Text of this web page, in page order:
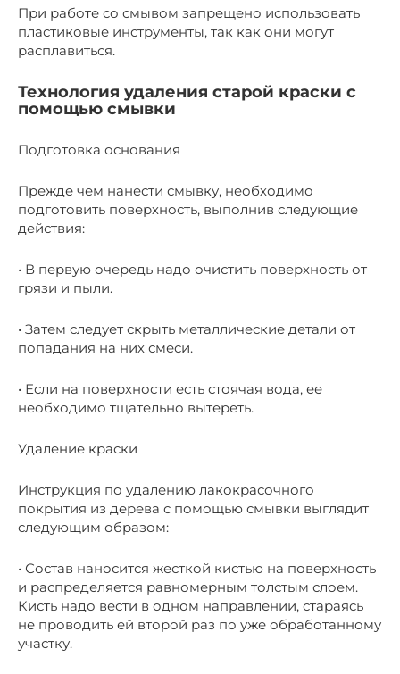
При работе со смывом запрещено использовать
пластиковые инструменты, так как они могут
расплавиться.
Технология удаления старой краски с
помощью смывки
Подготовка основания
Прежде чем нанести смывку, необходимо
подготовить поверхность, выполнив следующие
действия:
• В первую очередь надо очистить поверхность от
грязи и пыли.
• Затем следует скрыть металлические детали от
попадания на них смеси.
• Если на поверхности есть стоячая вода, ее
необходимо тщательно вытереть.
Удаление краски
Инструкция по удалению лакокрасочного
покрытия из дерева с помощью смывки выглядит
следующим образом:
• Состав наносится жесткой кистью на поверхность
и распределяется равномерным толстым слоем.
Кисть надо вести в одном направлении, стараясь
не проводить ей второй раз по уже обработанному
участку.